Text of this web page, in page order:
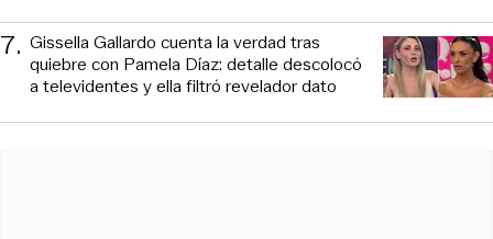
7. Gissella Gallardo cuenta la verdad tras
quiebre con Pamela Díaz: detalle descolocó
a televidentes y ella filtró revelador dato